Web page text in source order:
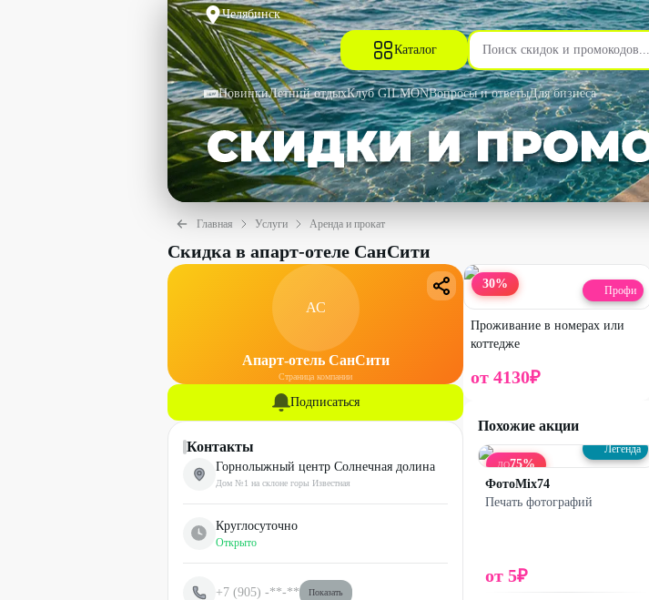
Челябинск
Каталог
НовинкиЛетний отдыхКлуб GILMONВопросы и ответыДля бизнеса
Главная Услуги Аренда и прокат
Скидка в апарт-отеле СанСити
АС
Апарт-отель СанСити
Страница компании
Подписаться
Контакты
Горнолыжный центр Солнечная долина
Дом №1 на склоне горы Известная
Круглосуточно
Открыто
+7 (905) -**-** Показать
30% Профи
Проживание в номерах или
коттедже
от4130₽
Похожие акции
ДО75%
Легенда
ФотоMix74
Печать фотографий
от5₽